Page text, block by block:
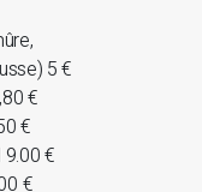
5 €
€
€
€
€